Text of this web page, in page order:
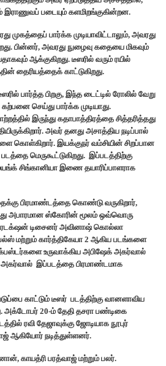
இராணுவப் படையும் களமிறங்குகின்றன.
முகத்தைப் பார்க்க முடியாவிட்டாலும், அவரது
பின்னர், அவரது நுழைவு கதையை மிகவும்
ஆக்குகிறது. டீஸரில் வரும் ரயில்
தைரியத்தைக் காட்டுகிறது.
பார்த்த பிறகு, இந்த டைட்டில் ரோலில் வேறு
செய்து பார்க்க முடியாது.
இருந்து கதாபாத்திரத்தை சித்தரித்தது
அவர் தனது அசாத்திய நடிப்பால்
இயக்குநர் வம்சியின் சிறப்பான
மெருகூட்டுகிறது. இப்படத்திற்கு
சிங்கானியா இணை தயாரிப்பாளராக
பிரமாண்டத்தை கொண்டு வருகிறார்,
அபாரமான ஸ்கோரின் மூலம் ஒவ்வொரு
புரடக்‌ஷன் டிசைனர் அவினாஷ் கொல்லா
மற்றும் கார்த்திகேயா 2 ஆகிய படங்களை
உருவாக்கிய அபிஷேக் அகர்வால்
இப்படத்தை பிரமாண்டமாக
காட்டும் டீஸர் படத்திற்கு வானளாவிய
அக்டோபர் 20-ம் தேதி தசரா பண்டிகை
ரவி தேஜாவுக்கு ஜோடியாக நூபுர்
ஆகியோர் நடித்துள்ளனர்.
காயத்ரி பரத்வாஜ் மற்றும் பலர்.